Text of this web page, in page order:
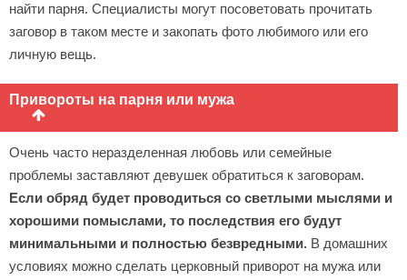
найти парня. Специалисты могут посоветовать прочитать
заговор в таком месте и закопать фото любимого или его
личную вещь.
Привороты на парня или мужа
Очень часто неразделенная любовь или семейные
проблемы заставляют девушек обратиться к заговорам.
Если обряд будет проводиться со светлыми мыслями и
хорошими помыслами, то последствия его будут
минимальными и полностью безвредными. В домашних
условиях можно сделать церковный приворот на мужа или